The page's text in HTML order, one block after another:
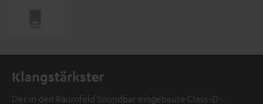
Klangstärkster
Der in den Raumfeld Soundbar eingebaute Class-D-